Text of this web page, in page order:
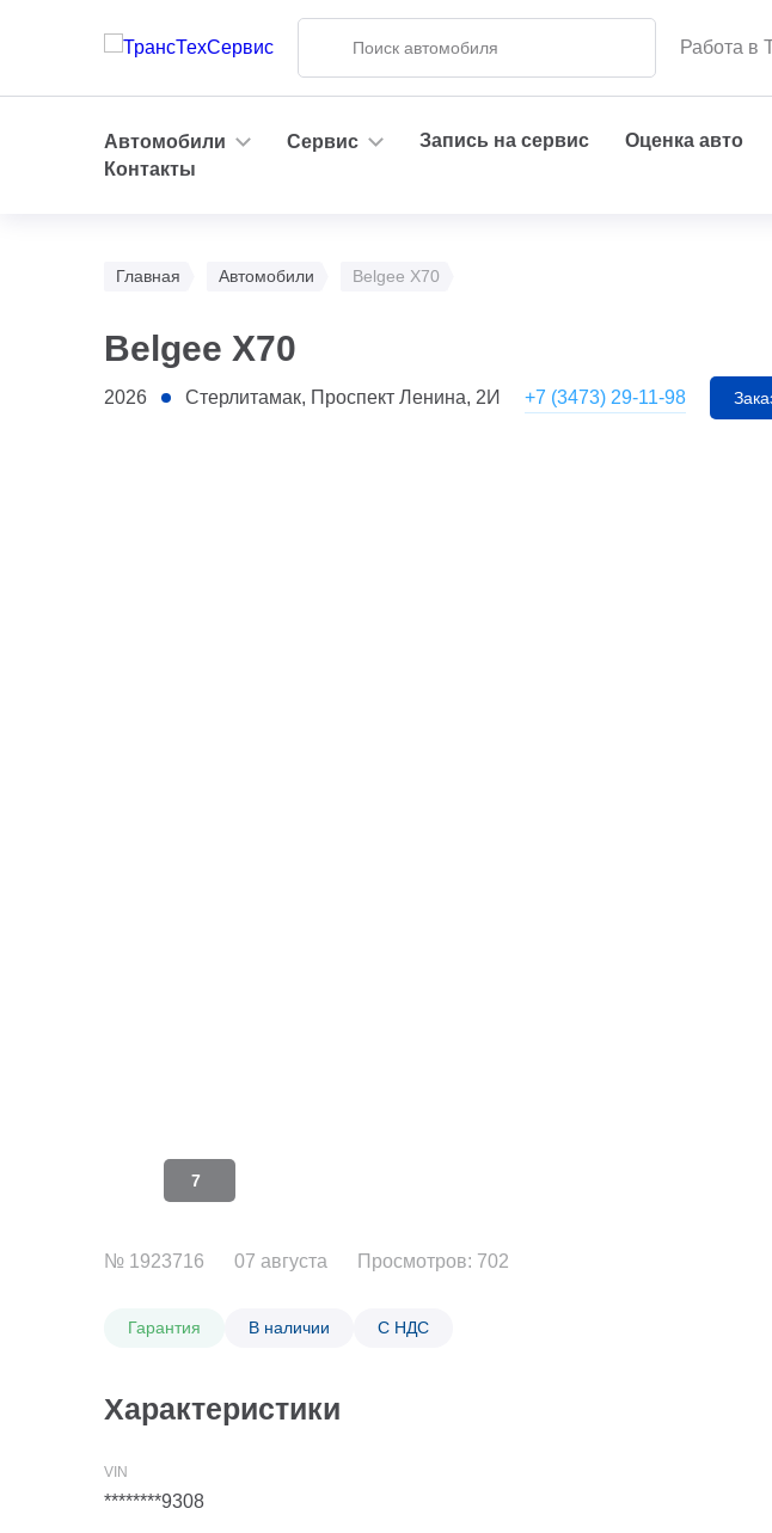
Работа в
Автомобили Сервис Запись на сервис Оценка авто
Контакты
Главная Автомобили Belgee X70
Belgee X70
2026 Стерлитамак, Проспект Ленина, 2И +7 (3473) 29-11-98
7
№ 1923716 07 августа Просмотров: 702
Гарантия В наличии С НДС
Характеристики
********9308